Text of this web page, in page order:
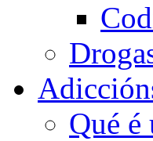
Qué é